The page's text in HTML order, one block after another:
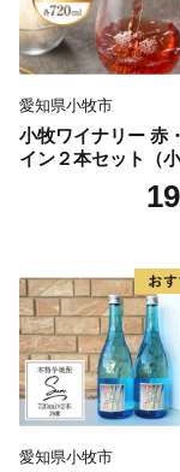
愛知県小牧市
小牧ワイナリー 赤
イン２本セット（
愛知県小牧市